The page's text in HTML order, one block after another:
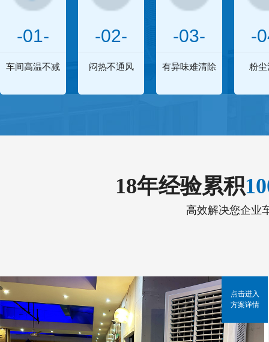
-01-
车间高温不减
-02-
闷热不通风
-03-
有异味难清除
-
粉尘
18年经验累积
高效解决您企业
点击进入
方案详情